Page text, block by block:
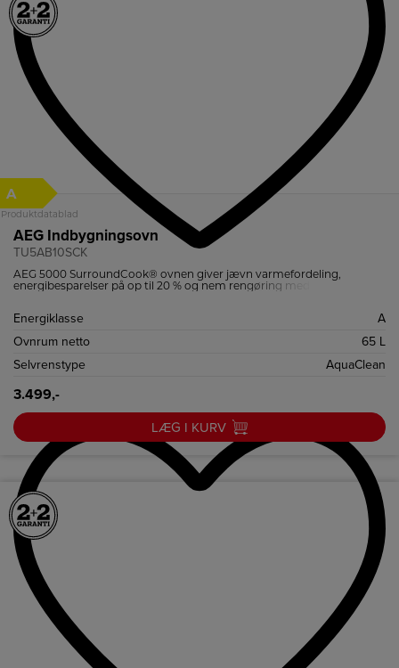
A
Produktdatablad
AEG Indbygningsovn
TU5AB10SCK
AEG 5000 SurroundCook® ovnen giver jævn varmefordeling,
energibesparelser på op til 20 % og nem rengøring med Aqua
Energiklasse
A
Ovnrum netto
65 L
Selvrenstype
AquaClean
3.499,-
LÆG I KURV